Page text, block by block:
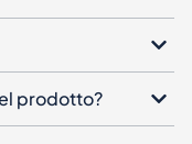
prodotto?